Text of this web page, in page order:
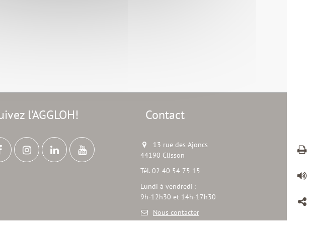
l'AGGLOH! Contact
13 rue des Ajoncs
44190 Clisson
Tél. 02 40 54 75 15
Lundi à vendredi :
9h-12h30 et 14h-17h30
Nous contacter